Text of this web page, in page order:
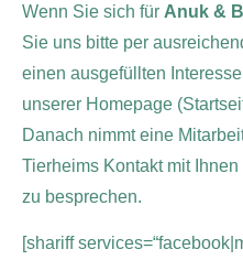
Wenn Sie sich für Anuk &
Sie uns bitte per
einen ausgefüllten
unserer Homepage
Danach nimmt eine
Tierheims Kontakt mit
zu besprechen.
[shariff